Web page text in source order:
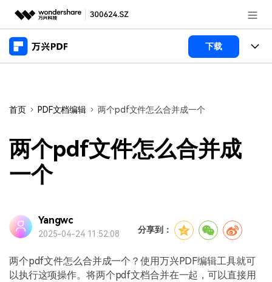
推荐产品
新闻中心
关于万兴
加入我们
下载
桌面端
万兴PDF Mac版
万兴PDF 安卓版
万兴PDF iOS版
PDF开发工具
功能
PDF新功能
PDF编辑器
PDF转换器
PDF文件压缩
商业合作
学校&教育
经销商招募
帮助中心
用户指南
常见问题
产品信息
登录 立即购买
首页 PDF文档编辑 两个pdf文件怎么合并成一个
两个pdf文件怎么合并成
一个
Yangwc
2025-04-24 11:52:08 分享到：
两个pdf文件怎么合并成一个？使用万兴PDF编辑工具就可
以执行这项操作。将两个pdf文档合并在一起，可以直接用